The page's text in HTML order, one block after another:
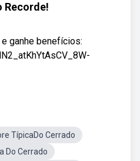
Recorde!
ganhe benefícios:
TípicaDo Cerrado
Do Cerrado